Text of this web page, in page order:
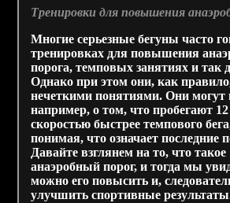
Тренировки для повышения
Многие серьезные бегуны часто
тренировках для повышения
порога, темповых занятиях и так
Однако при этом они, как
нечеткими понятиями. Они могут
например, о том, что пробегают
скоростью быстрее темпового
понимая, что означает последние
Давайте взглянем на то, что такое
анаэробный порог, и тогда мы
можно его повысить и,
улучшить спортивные